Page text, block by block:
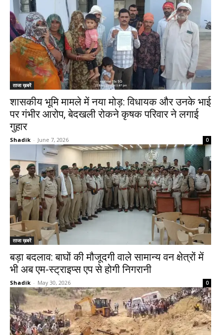
ताजा ख़बरें
शासकीय भूमि मामले में नया मोड़: विधायक और उनके भाई
पर गंभीर आरोप, बेदखली रोकने कृषक परिवार ने लगाई
गुहार
Shadik - June 7, 2026 0
ताजा ख़बरें
बड़ा बदलाव: बाघों की मौजूदगी वाले सामान्य वन क्षेत्रों में
भी अब एम-स्ट्राइप्स एप से होगी निगरानी
Shadik - May 30, 2026 0